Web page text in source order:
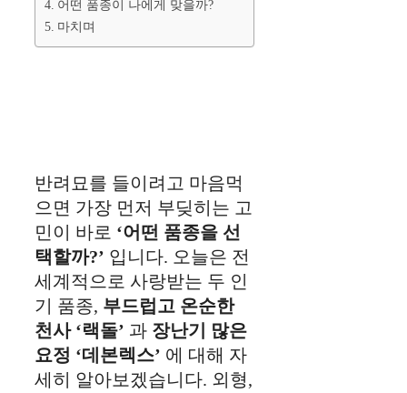
어떤 품종이 나에게 맞을까?
마치며
반려묘를 들이려고 마음먹
으면 가장 먼저 부딪히는 고
민이 바로 ‘어떤 품종을 선
택할까?’ 입니다. 오늘은 전
세계적으로 사랑받는 두 인
기 품종, 부드럽고 온순한
천사 ‘랙돌’ 과 장난기 많은
요정 ‘데본렉스’ 에 대해 자
세히 알아보겠습니다. 외형,